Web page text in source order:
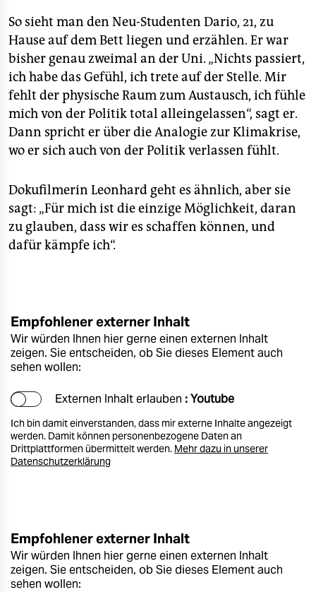
So sieht man den Neu-Studenten Dario, 21, zu
Hause auf dem Bett liegen und erzählen. Er war
bisher genau zweimal an der Uni. „Nichts passiert,
ich habe das Gefühl, ich trete auf der Stelle. Mir
fehlt der physische Raum zum Austausch, ich fühle
mich von der Politik total alleingelassen“, sagt er.
Dann spricht er über die Analogie zur Klimakrise,
wo er sich auch von der Politik verlassen fühlt.
Dokufilmerin Leonhard geht es ähnlich, aber sie
sagt: „Für mich ist die einzige Möglichkeit, daran
zu glauben, dass wir es schaffen können, und
dafür kämpfe ich“.
Empfohlener externer Inhalt
Wir würden Ihnen hier gerne einen externen Inhalt
zeigen. Sie entscheiden, ob Sie dieses Element auch
sehen wollen:
Externen Inhalt erlauben : Youtube
Ich bin damit einverstanden, dass mir externe Inhalte angezeigt
werden. Damit können personenbezogene Daten an
Drittplattformen übermittelt werden. Mehr dazu in unserer
Datenschutzerklärung
Empfohlener externer Inhalt
Wir würden Ihnen hier gerne einen externen Inhalt
zeigen. Sie entscheiden, ob Sie dieses Element auch
sehen wollen: